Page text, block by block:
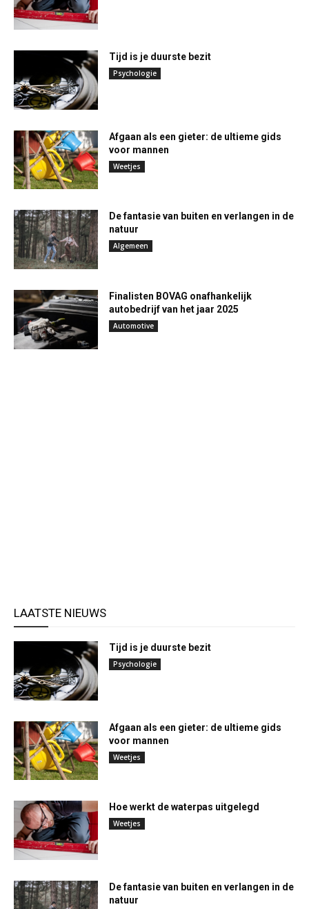
Tijd is je duurste bezit
Psychologie
Afgaan als een gieter: de ultieme gids
voor mannen
Weetjes
De fantasie van buiten en verlangen in de
natuur
Algemeen
Finalisten BOVAG onafhankelijk
autobedrijf van het jaar 2025
Automotive
LAATSTE NIEUWS
Tijd is je duurste bezit
Psychologie
Afgaan als een gieter: de ultieme gids
voor mannen
Weetjes
Hoe werkt de waterpas uitgelegd
Weetjes
De fantasie van buiten en verlangen in de
natuur